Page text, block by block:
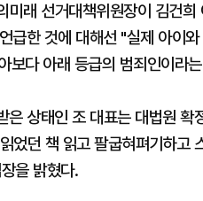
미래 선거대책위원장이 김건
급한 것에 대해선 "실제 아이
보다 아래 등급의 범죄인이라
은 상태인 조 대표는 대법원
었던 책 읽고 팔굽혀펴기하고
을 밝혔다.